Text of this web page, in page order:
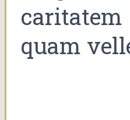
quam